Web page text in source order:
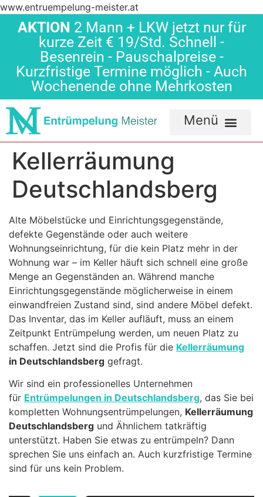
www.entruempelung-meister.at
AKTION 2 Mann + LKW jetzt nur für
kurze Zeit € 19/Std. Schnell -
Besenrein - Pauschalpreise -
Kurzfristige Termine möglich - Auch
Wochenende ohne Mehrkosten
Kellerräumung
Deutschlandsberg
Alte Möbelstücke und Einrichtungsgegenstände,
defekte Gegenstände oder auch weitere
Wohnungseinrichtung, für die kein Platz mehr in der
Wohnung war – im Keller häuft sich schnell eine große
Menge an Gegenständen an. Während manche
Einrichtungsgegenstände möglicherweise in einem
einwandfreien Zustand sind, sind andere Möbel defekt.
Das Inventar, das im Keller aufläuft, muss an einem
Zeitpunkt Entrümpelung werden, um neuen Platz zu
schaffen. Jetzt sind die Profis für die Kellerräumung
in Deutschlandsberg gefragt.
Wir sind ein professionelles Unternehmen
für Entrümpelungen in Deutschlandsberg, das Sie bei
kompletten Wohnungsentrümpelungen, Kellerräumung
Deutschlandsberg und Ähnlichem tatkräftig
unterstützt. Haben Sie etwas zu entrümpeln? Dann
sprechen Sie uns einfach an. Auch kurzfristige Termine
sind für uns kein Problem.